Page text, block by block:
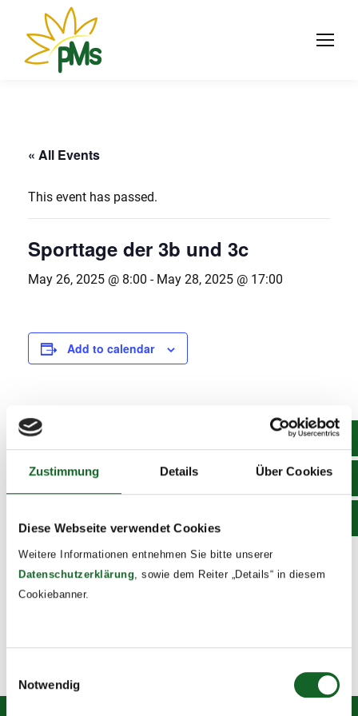
Zustimmung Details Über Cookies
Diese Webseite verwendet Cookies
Weitere Informationen entnehmen Sie bitte unserer
Datenschutzerklärung , sowie dem Reiter „Details“ in diesem
Cookiebanner.
Notwendig
« All Events
This event has passed.
Sporttage der 3b und 3c
May 26, 2025 @ 8:00 - May 28, 2025 @ 17:00
Add to calendar
DETAILS
Start:
May 26, 2025 @ 8:00
May 28, 2025 @ 17:00
Event Tags:
2024/25